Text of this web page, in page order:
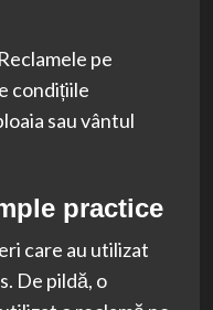
pe
condițiile
sau vântul
practice
care au utilizat
De pildă, o